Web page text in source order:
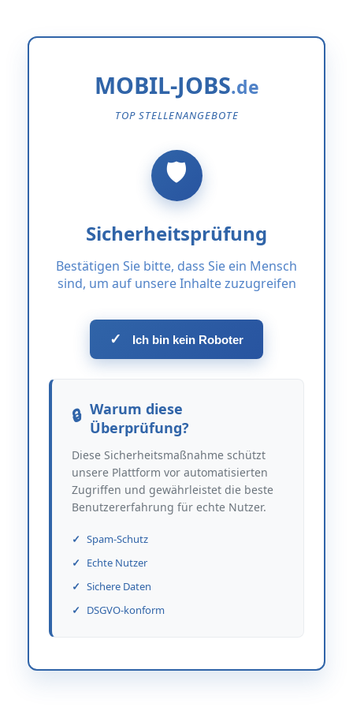
MOBIL-JOBS
TOP STELLENANGEBOTE
Sicherheitsprüfung
Bestätigen Sie bitte, dass Sie ein Mensch
sind, um auf unsere Inhalte zuzugreifen
✓ Ich bin kein Roboter
Warum diese
Überprüfung?
Diese Sicherheitsmaßnahme schützt
unsere Plattform vor automatisierten
Zugriffen und gewährleistet die beste
Benutzererfahrung für echte Nutzer.
Spam-Schutz
Echte Nutzer
Sichere Daten
DSGVO-konform